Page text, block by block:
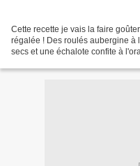
Cette recette je vais la faire
régalée ! Des roulés aubergine à
secs et une échalote confite à